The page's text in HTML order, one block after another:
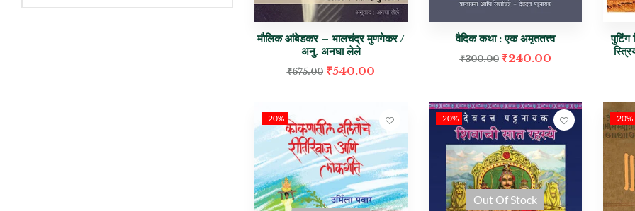
मौलिक आंबेडकर – भालचंद्र मुणगेकर /
अनु. अनघा लेले
₹675.00 ₹540.00
वैदिक कथा : एक अमृततत्त्व
₹300.00 ₹240.00
पुटिंग
-20% -20%
Out Of Stock
-20%